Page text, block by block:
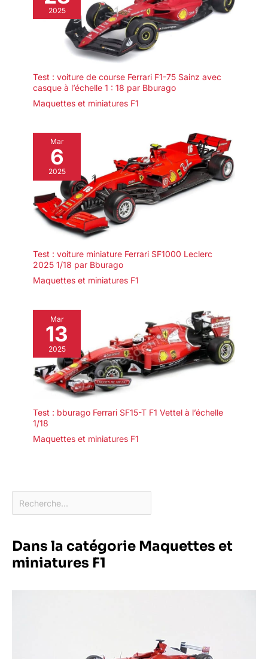
2025
Test : voiture de course Ferrari F1-75 Sainz avec
casque à l’échelle 1 : 18 par Bburago
Maquettes et miniatures F1
Mar
6
2025
Test : voiture miniature Ferrari SF1000 Leclerc
2025 1/18 par Bburago
Maquettes et miniatures F1
Mar
13
2025
Test : bburago Ferrari SF15-T F1 Vettel à l’échelle
1/18
Maquettes et miniatures F1
Dans la catégorie Maquettes et
miniatures F1